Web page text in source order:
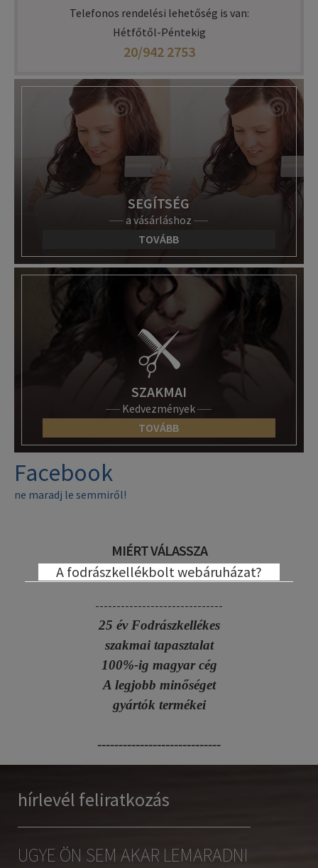
Telefonos rendelési lehetőség is van:
Hétfőtől-Péntekig
20/942 2753
SEGÍTSÉG
a vásárláshoz
TOVÁBB
SZAKMAI
Kedvezmények
TOVÁBB
Facebook
ne maradj le semmiről!
MIÉRT VÁLASSZA
A fodrászkellékbolt webáruházat?
------------------------------
25 év Fodrászkellékes
szakmai tapasztalat
100%-ig magyar cég
A legjobb minőséget
gyártók termékei
-----------------------------
hírlevél feliratkozás
UGYE ÖN SEM AKAR LEMARADNI